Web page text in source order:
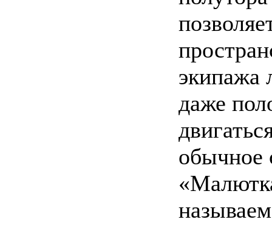
экипажа
даже
обычное